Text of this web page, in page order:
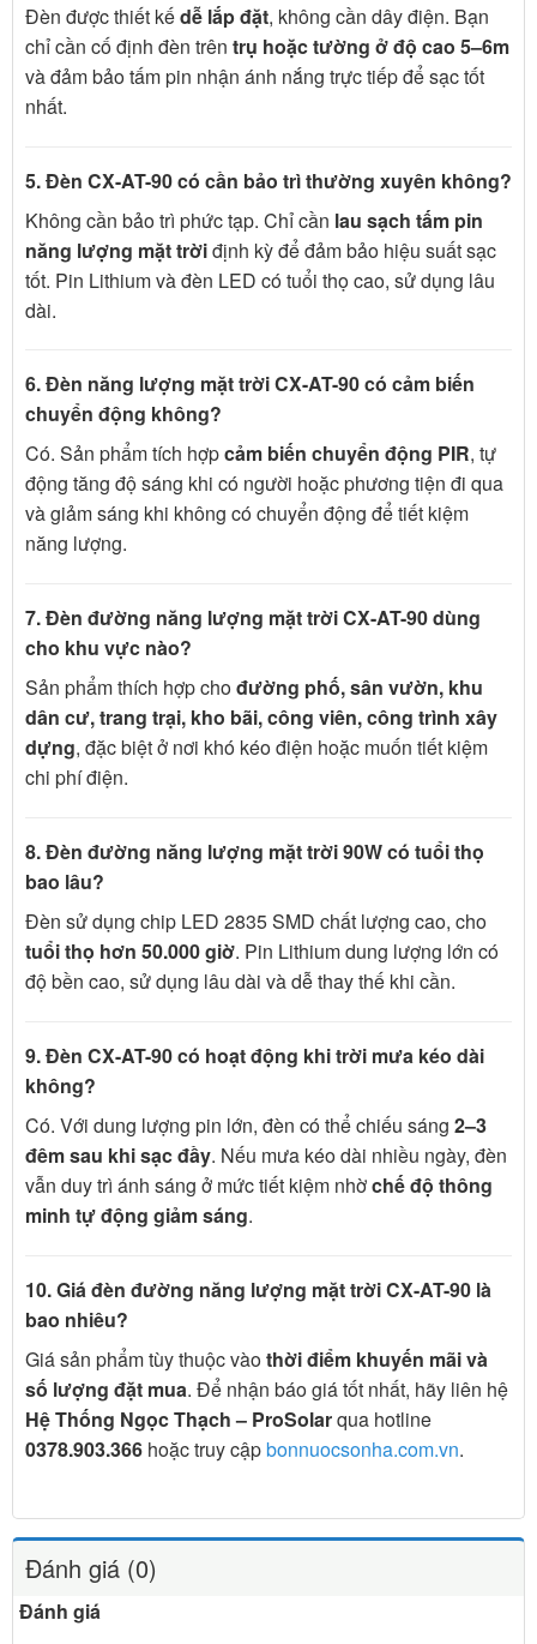
Đèn được thiết kếdễ lắp đặt, không cần dây điện. Bạn
chỉ cần cố định đèn trên trụ hoặc tường ở độ cao 5–6m
và đảm bảo tấm pin nhận ánh nắng trực tiếp để sạc tốt
nhất.
5. Đèn CX-AT-90 có cần bảo trì thường xuyên không?
Không cần bảo trì phức tạp. Chỉ cần lau sạch tấm pin
năng lượng mặt trờiđịnh kỳ để đảm bảo hiệu suất sạc
tốt. Pin Lithium và đèn LED có tuổi thọ cao, sử dụng lâu
dài.
6. Đèn năng lượng mặt trời CX-AT-90 có cảm biến
chuyển động không?
Có. Sản phẩm tích hợpcảm biến chuyển động PIR, tự
động tăng độ sáng khi có người hoặc phương tiện đi qua
và giảm sáng khi không có chuyển động để tiết kiệm
năng lượng.
7. Đèn đường năng lượng mặt trời CX-AT-90 dùng
cho khu vực nào?
Sản phẩm thích hợp chođường phố, sân vườn, khu
dân cư, trang trại, kho bãi, công viên, công trình xây
dựng, đặc biệt ở nơi khó kéo điện hoặc muốn tiết kiệm
chi phí điện.
8. Đèn đường năng lượng mặt trời 90W có tuổi thọ
bao lâu?
Đèn sử dụng chip LED 2835 SMD chất lượng cao, cho
tuổi thọ hơn 50.000 giờ. Pin Lithium dung lượng lớn có
độ bền cao, sử dụng lâu dài và dễ thay thế khi cần.
9. Đèn CX-AT-90 có hoạt động khi trời mưa kéo dài
không?
Có. Với dung lượng pin lớn, đèn có thể chiếu sáng 2–3
đêm sau khi sạc đầy. Nếu mưa kéo dài nhiều ngày, đèn
vẫn duy trì ánh sáng ở mức tiết kiệm nhờchế độ thông
minh tự động giảm sáng.
10. Giá đèn đường năng lượng mặt trời CX-AT-90 là
bao nhiêu?
Giá sản phẩm tùy thuộc vàothời điểm khuyến mãi và
số lượng đặt mua. Để nhận báo giá tốt nhất, hãy liên hệ
Hệ Thống Ngọc Thạch – ProSolarqua hotline
0378.903.366 hoặc truy cậpbonnuocsonha.com.vn.
Đánh giá (0)
Đánh giá